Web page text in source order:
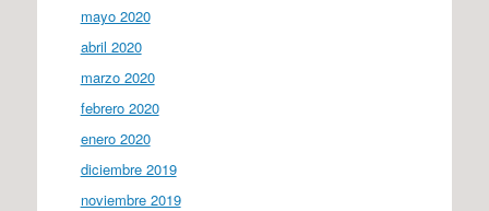
mayo 2020
abril 2020
marzo 2020
febrero 2020
enero 2020
diciembre 2019
noviembre 2019